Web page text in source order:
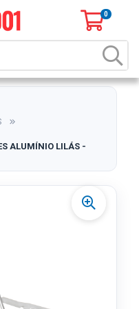
0
ALUMÍNIO LILÁS -